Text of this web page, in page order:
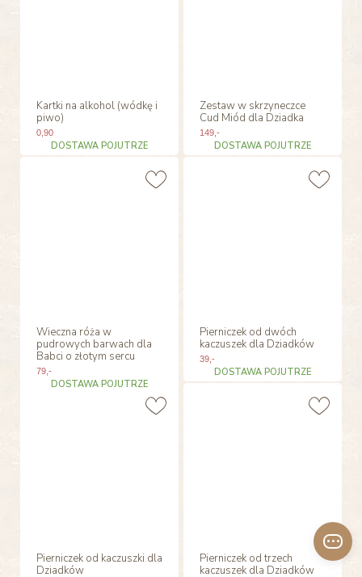
Kartki na alkohol (wódkę i
piwo)
0,90
DOSTAWA POJUTRZE
Zestaw w skrzyneczce
Cud Miód dla Dziadka
149 ,-
DOSTAWA POJUTRZE
Wieczna róża w
pudrowych barwach dla
Babci o złotym sercu
79,-
DOSTAWA POJUTRZE
Pierniczek od dwóch
kaczuszek dla Dziadków
39 ,-
DOSTAWA POJUTRZE
Pierniczek od kaczuszki dla
Dziadków
Pierniczek od trzech
kaczuszek dla Dziadków